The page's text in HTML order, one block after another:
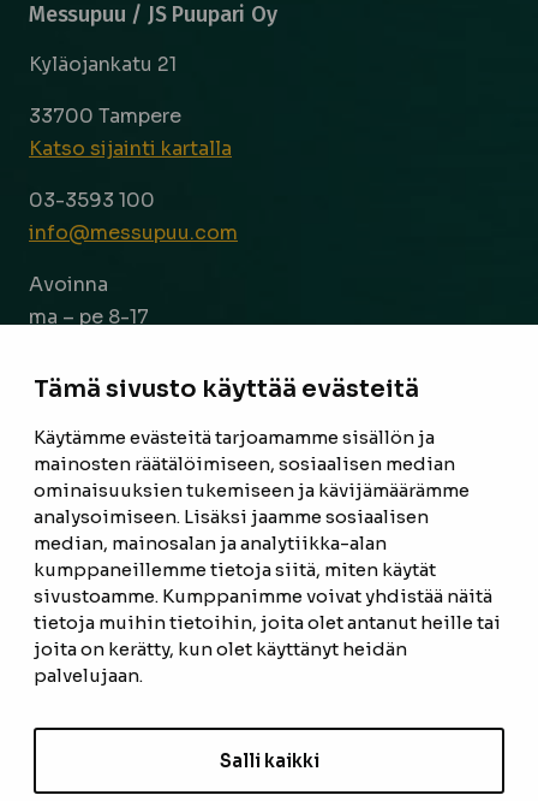
Tämä sivusto käyttää evästeitä
Käytämme evästeitä tarjoamamme sisällön ja
mainosten räätälöimiseen, sosiaalisen median
ominaisuuksien tukemiseen ja kävijämäärämme
analysoimiseen. Lisäksi jaamme sosiaalisen
median, mainosalan ja analytiikka-alan
kumppaneillemme tietoja siitä, miten käytät
sivustoamme. Kumppanimme voivat yhdistää näitä
tietoja muihin tietoihin, joita olet antanut heille tai
joita on kerätty, kun olet käyttänyt heidän
palvelujaan.
Salli kaikki
Messupuu / JS Puupari Oy
Kyläojankatu 21
33700 Tampere
Katso sijainti kartalla
03-3593 100
info@messupuu.com
Avoinna
ma – pe 8-17
ETUSIVU
TUOTTEET
REFERENSSIT
OTA YHTEYTTÄ
TIETOSUOJASELOSTE
EVÄSTEASETUKSET